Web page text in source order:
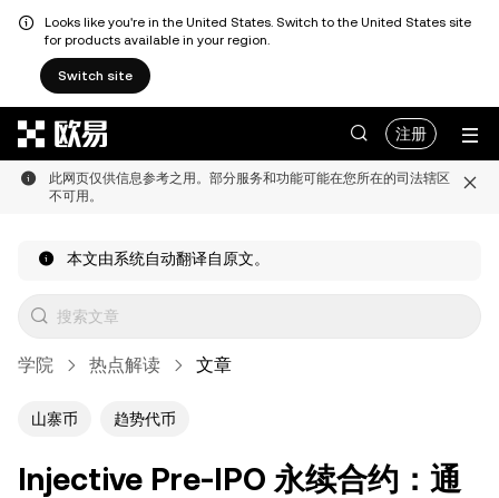
Looks like you're in the United States. Switch to the United States site
for products available in your region.
Switch site
注册
此网页仅供信息参考之用。部分服务和功能可能在您所在的司法辖区
不可用。
本文由系统自动翻译自原文。
学院 热点解读 文章
山寨币 趋势代币
Injective Pre-IPO 永续合约：通